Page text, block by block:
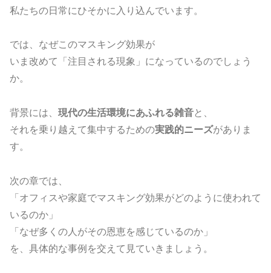
私たちの日常にひそかに入り込んでいます。
では、なぜこのマスキング効果が
いま改めて「注目される現象」になっているのでしょう
か。
背景には、 現代の生活環境にあふれる雑音と、
それを乗り越えて集中するための実践的ニーズがありま
す。
次の章では、
「オフィスや家庭でマスキング効果がどのように使われて
いるのか」
「なぜ多くの人がその恩恵を感じているのか」
を、具体的な事例を交えて見ていきましょう。